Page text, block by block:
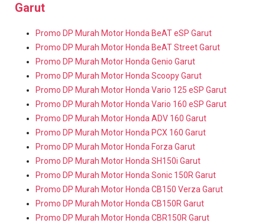
Garut
Promo DP Murah Motor Honda BeAT eSP Garut
Promo DP Murah Motor Honda BeAT Street Garut
Promo DP Murah Motor Honda Genio Garut
Promo DP Murah Motor Honda Scoopy Garut
Promo DP Murah Motor Honda Vario 125 eSP Garut
Promo DP Murah Motor Honda Vario 160 eSP Garut
Promo DP Murah Motor Honda ADV 160 Garut
Promo DP Murah Motor Honda PCX 160 Garut
Promo DP Murah Motor Honda Forza Garut
Promo DP Murah Motor Honda SH150i Garut
Promo DP Murah Motor Honda Sonic 150R Garut
Promo DP Murah Motor Honda CB150 Verza Garut
Promo DP Murah Motor Honda CB150R Garut
Promo DP Murah Motor Honda CBR150R Garut